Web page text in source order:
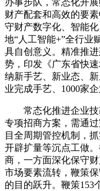
办事步队，常态化开
财产配套和高效的要
守财产数字化、智能
地“人工智能+”全行业
具自创意义。精准推
势，印发《广东省快
纳新手艺、新业态、
业完成手艺、1000家
常态化推进企业技
专项招商方案，需通
目全周期管控机制，
开辟扩量等沉点工做
商，一方面深化保守
市场要素流转，鞭策
的目的跃升。鞭策153